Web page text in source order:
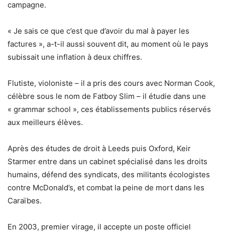
campagne.
« Je sais ce que c’est que d’avoir du mal à payer les
factures », a-t-il aussi souvent dit, au moment où le pays
subissait une inflation à deux chiffres.
Flutiste, violoniste – il a pris des cours avec Norman Cook,
célèbre sous le nom de Fatboy Slim – il étudie dans une
« grammar school », ces établissements publics réservés
aux meilleurs élèves.
Après des études de droit à Leeds puis Oxford, Keir
Starmer entre dans un cabinet spécialisé dans les droits
humains, défend des syndicats, des militants écologistes
contre McDonald’s, et combat la peine de mort dans les
Caraïbes.
En 2003, premier virage, il accepte un poste officiel